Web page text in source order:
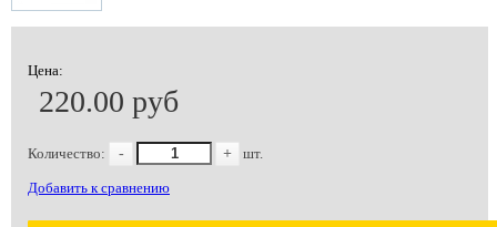
Цена:
220.00 руб
Количество: - + шт.
Добавить к сравнению